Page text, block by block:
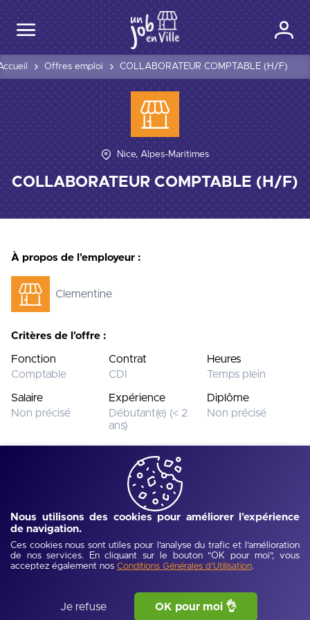
Nous utilisons des cookies pour améliorer l'expérience
de navigation.
Ces cookies nous sont utiles pour l'analyse du trafic et l'amélioration
de nos services. En cliquant sur le bouton "OK pour moi", vous
acceptez également nos Conditions Générales d'Utilisation.
Je refuse OK pour moi 👌
Offres emploi COLLABORATEUR COMPTABLE (H/F)
Nice, Alpes-Maritimes
COLLABORATEUR COMPTABLE (H/F)
À propos de l'employeur :
Clementine
Critères de l'offre :
Fonction
Comptable
Contrat
CDI
Heures
Temps plein
Salaire
Non précisé
Expérience
Débutant(e) (< 2
ans)
Diplôme
Non précisé
Cette offre n’est plus disponible. Voir toutes les offres
Description de l'offre
Ref :UJEV66ff7518361e3
👉Lien vers notre site internet : https://www.pourcentage.fr/